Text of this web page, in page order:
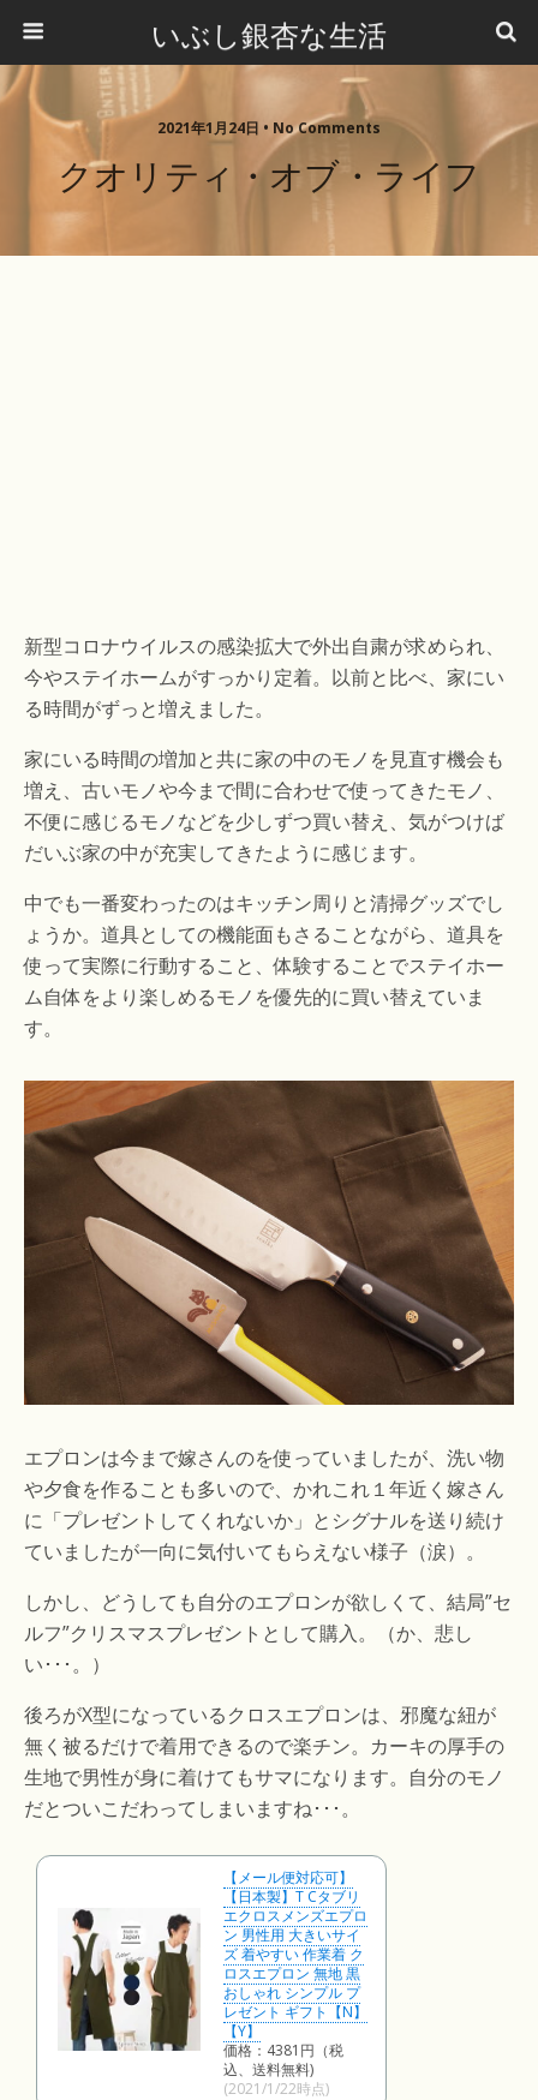
いぶし銀杏な生活
2021年1月24日 • No Comments
クオリティ・オブ・ライフ
新型コロナウイルスの感染拡大で外出自粛が求められ、
今やステイホームがすっかり定着。以前と比べ、家にい
る時間がずっと増えました。
家にいる時間の増加と共に家の中のモノを見直す機会も
増え、古いモノや今まで間に合わせで使ってきたモノ、
不便に感じるモノなどを少しずつ買い替え、気がつけば
だいぶ家の中が充実してきたように感じます。
中でも一番変わったのはキッチン周りと清掃グッズでし
ょうか。道具としての機能面もさることながら、道具を
使って実際に行動すること、体験することでステイホー
ム自体をより楽しめるモノを優先的に買い替えていま
す。
エプロンは今まで嫁さんのを使っていましたが、洗い物
や夕食を作ることも多いので、かれこれ１年近く嫁さん
に「プレゼントしてくれないか」とシグナルを送り続け
ていましたが一向に気付いてもらえない様子（涙）。
しかし、どうしても自分のエプロンが欲しくて、結局”セ
ルフ”クリスマスプレゼントとして購入。（か、悲し
い･･･。）
後ろがX型になっているクロスエプロンは、邪魔な紐が
無く被るだけで着用できるので楽チン。カーキの厚手の
生地で男性が身に着けてもサマになります。自分のモノ
だとついこだわってしまいますね･･･。
【メール便対応可】
【日本製】T Cタブリ
エクロスメンズエプロ
ン 男性用 大きいサイ
ズ 着やすい 作業着 ク
ロスエプロン 無地 黒
おしゃれ シンプル プ
レゼント ギフト【N】
【Y】
価格：4381円（税
込、送料無料)
(2021/1/22時点)